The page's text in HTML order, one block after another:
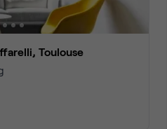
Toulouse